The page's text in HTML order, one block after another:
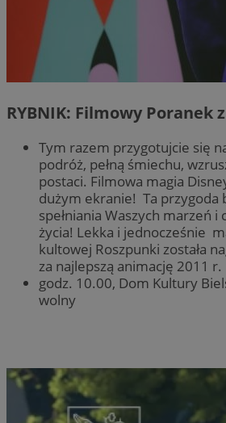
RYBNIK: Filmowy Poranek
Tym razem przygotujcie się
podróż, pełną śmiechu,
postaci. Filmowa magia
dużym ekranie! Ta przygoda
spełniania Waszych marzeń i
życia! Lekka i jednocześnie
kultowej Roszpunki została
za najlepszą animację 2011 r.
godz. 10.00, Dom Kultury
wolny